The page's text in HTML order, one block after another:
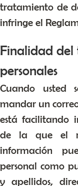
tratamiento de
infringe el
Finalidad
personales
Cuando usted
mandar un
está facilitando
de la que el
información
personal como
y apellidos,